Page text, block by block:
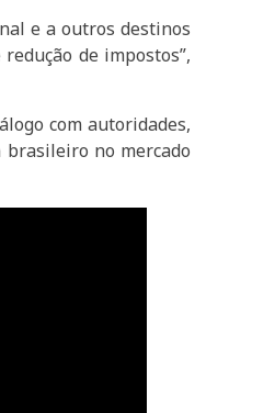
e a outros destinos
de impostos”,
com autoridades,
no mercado